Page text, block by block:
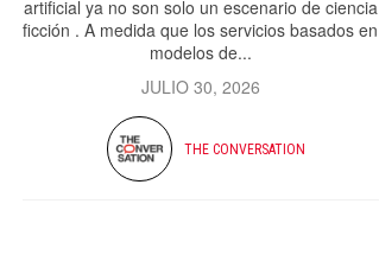
artificial ya no son solo un escenario de ciencia
ficción . A medida que los servicios basados ​​en
modelos de...
JULIO 30, 2026
THE CONVERSATION